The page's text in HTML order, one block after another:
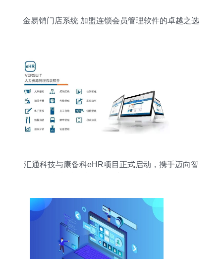
金易销门店系统 加盟连锁会员管理软件的卓越之选
汇通科技与康备科eHR项目正式启动，携手迈向智